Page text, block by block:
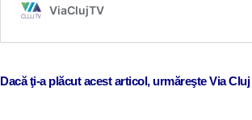
Dacă ţi-a plăcut acest articol, urmăreşte Via